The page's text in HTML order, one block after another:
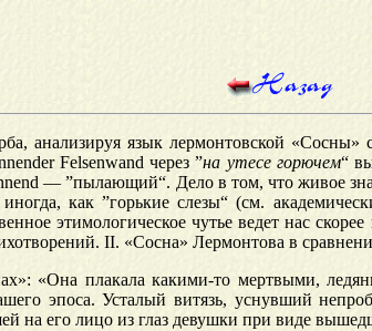
анализируя язык лермонтовской «Сосны»
Felsenwand через ”на утесе горючем“
— ”пылающий“. Дело в том, что живое
иногда, как ”горькие слезы“ (см.
этимологическое чутье ведет нас скорее
II. «Сосна» Лермонтова в
«Она плакала какими-то мертвыми,
эпоса. Усталый витязь, уснувший
на его лицо из глаз девушки при виде